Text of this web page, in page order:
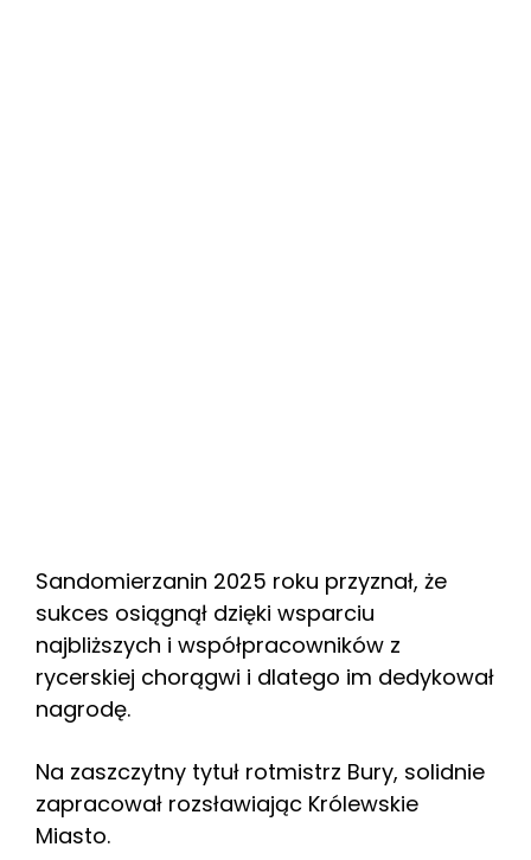
Sandomierzanin 2025 roku przyznał, że
sukces osiągnął dzięki wsparciu
najbliższych i współpracowników z
rycerskiej chorągwi i dlatego im dedykował
nagrodę.
Na zaszczytny tytuł rotmistrz Bury, solidnie
zapracował rozsławiając Królewskie
Miasto.